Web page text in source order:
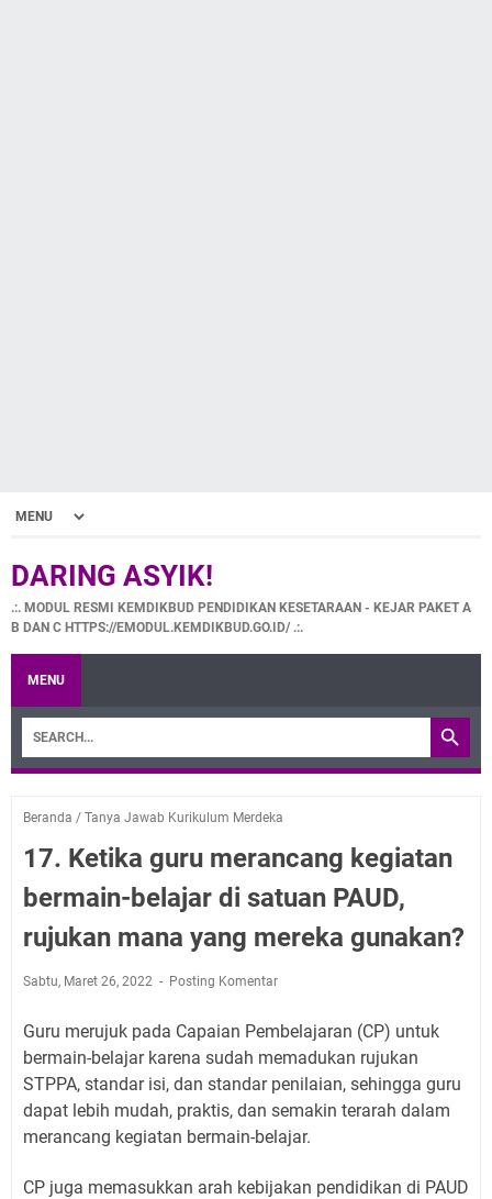
DARING ASYIK!
.:. MODUL RESMI KEMDIKBUD PENDIDIKAN KESETARAAN - KEJAR PAKET A
B DAN C HTTPS://EMODUL.KEMDIKBUD.GO.ID/ .:.
MENU
Beranda / Tanya Jawab Kurikulum Merdeka
17. Ketika guru merancang kegiatan
bermain-belajar di satuan PAUD,
rujukan mana yang mereka gunakan?
Sabtu, Maret 26, 2022 Posting Komentar
Guru merujuk pada Capaian Pembelajaran (CP) untuk
bermain-belajar karena sudah memadukan rujukan
STPPA, standar isi, dan standar penilaian, sehingga guru
dapat lebih mudah, praktis, dan semakin terarah dalam
merancang kegiatan bermain-belajar.
CP juga memasukkan arah kebijakan pendidikan di PAUD